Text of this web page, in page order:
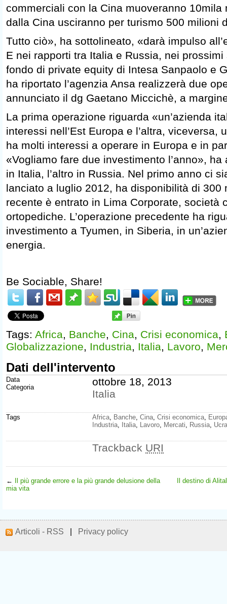
commerciali con la Cina muoveranno 10mila
dalla Cina usciranno per turismo 500 milioni
Tutto ciò», ha sottolineato, «darà impulso
E nei rapporti tra Italia e Russia, nei
fondo di private equity di Intesa Sanpaolo e
ha riportato l’agenzia Ansa realizzerà due
annunciato il dg Gaetano Miccichè, a
La prima operazione riguarda «un’azienda
interessi nell’Est Europa e l’altra, viceversa,
ha molti interessi a operare in Europa e in
«Vogliamo fare due investimento l’anno»,
in Italia, l’altro in Russia. Nel primo anno ci
lanciato a luglio 2012, ha disponibilità di 300
recente è entrato in Lima Corporate, società
ortopediche. L’operazione precedente ha
investimento a Tyumen, in Siberia, in
energia.
Be Sociable, Share!
Tags: Africa, Banche, Cina, Crisi economica,
Globalizzazione, Industria, Italia, Lavoro,
Dati dell'intervento
Data
Categoria
ottobre 18, 2013
Italia
Tags Africa, Banche, Cina, Crisi economica,
Industria, Italia, Lavoro, Mercati, Russia,
Trackback URI
←
Il più grande errore e la più grande delusione della
mia vita
Il destino di
Articoli - RSS Privacy policy